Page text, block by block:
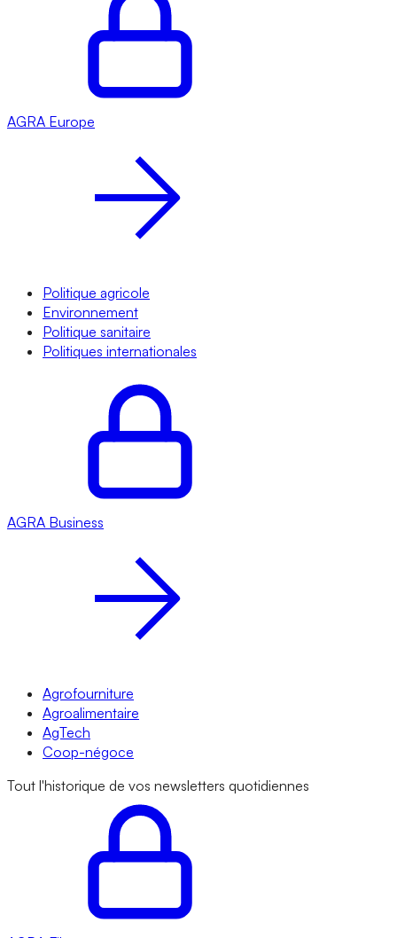
AGRA Europe
Politique agricole
Environnement
Politique sanitaire
Politiques internationales
AGRA Business
Agrofourniture
Agroalimentaire
AgTech
Coop-négoce
Tout l'historique de vos newsletters quotidiennes